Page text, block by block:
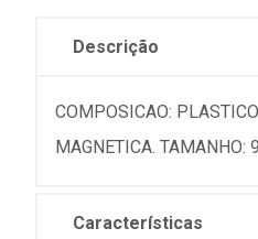
Descrição
COMPOSICAO:
MAGNETICA. TAMANHO:
Características